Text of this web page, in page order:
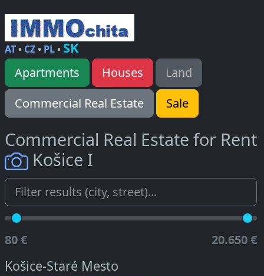
AT• CZ• PL• SK
Apartments Houses
Land
Commercial Real Estate
Sale
Commercial Real Estate for Rent
Košice I
80 € 20.650 €
Košice-Staré Mesto